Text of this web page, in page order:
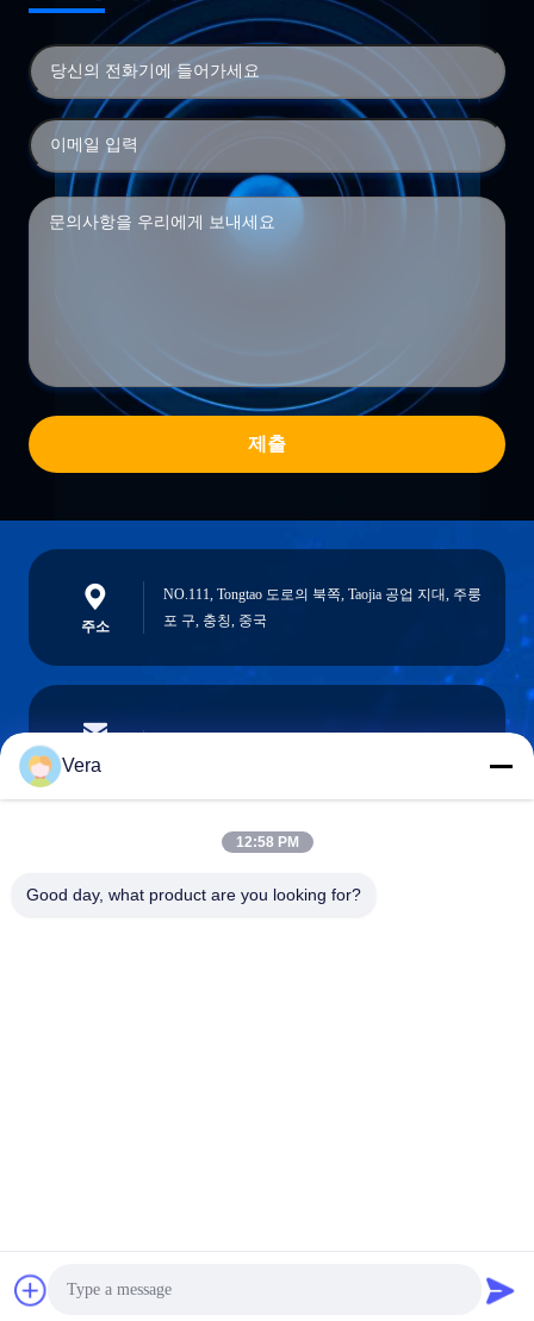
최상의 가격을 얻으세요
제출
주소
NO.111, Tongtao 도로의 북쪽, Taojia 공업 지대, 주룽
포 구, 충칭, 중국
이메일
전화기
Vera
12:58 PM
Good day, what product are you looking for?